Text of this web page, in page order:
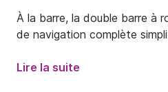
À la barre, la double barre à
de navigation complète
Les nouvelles voiles (à partir
Lire la suite